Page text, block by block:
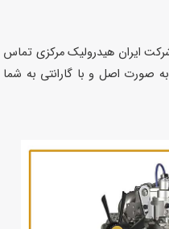
شرکت ایران هیدرولیک مرکزی تماس
صورت اصل و با گارانتی به شما